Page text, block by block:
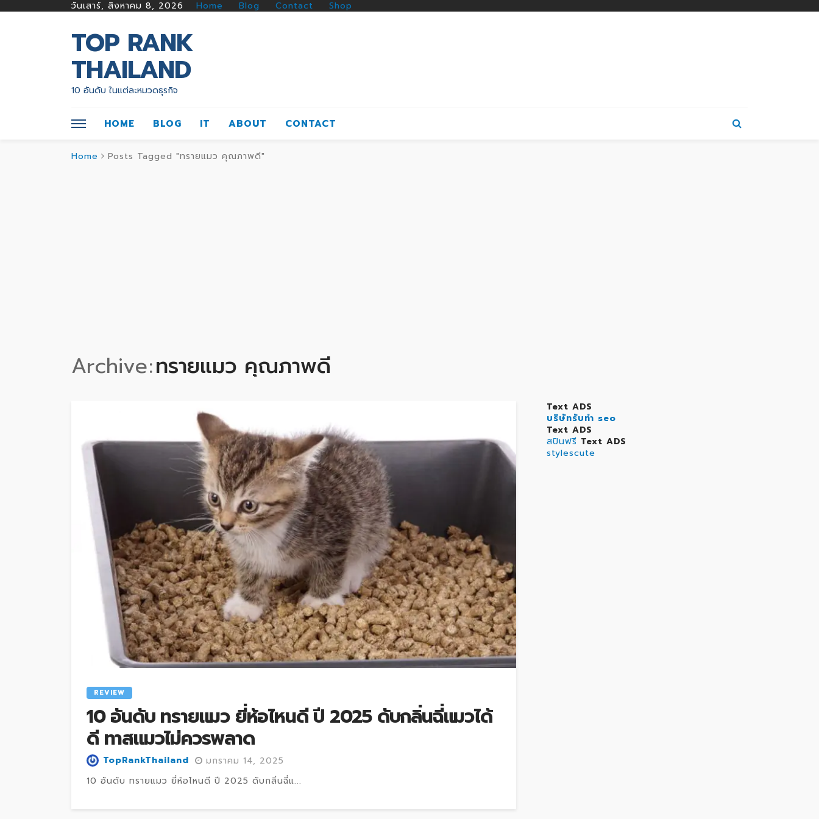
วันเสาร์, สิงหาคม 8, 2026 Home Blog Contact Shop
TOP RANK
THAILAND
10 อันดับ ในแต่ละหมวดธุรกิจ
HOME BLOG IT ABOUT CONTACT
Home Posts Tagged "ทรายแมว คุณภาพดี"
Archive ทรายแมว คุณภาพดี
REVIEW
10 อันดับ ทรายแมว ยี่ห้อไหนดี ปี 2025 ดับกลิ่นฉี่แมวได้
ดี ทาสแมวไม่ควรพลาด
TopRankThailand
มกราคม 14, 2025
10 อันดับ ทรายแมว ยี่ห้อไหนดี ปี 2025 ดับกลิ่นฉี่แ...
Text ADS
บริษัทรับทำ seo
Text ADS
สปินฟรี Text ADS
stylescute